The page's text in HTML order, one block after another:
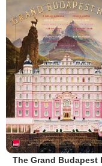
The Grand Budapest